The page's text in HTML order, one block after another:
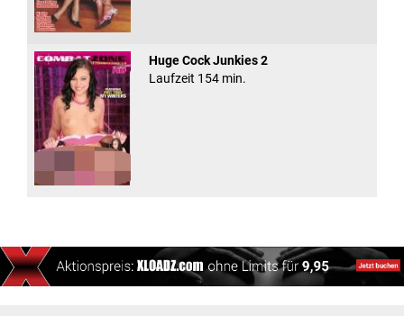
Huge Cock Junkies 2
Laufzeit 154 min.